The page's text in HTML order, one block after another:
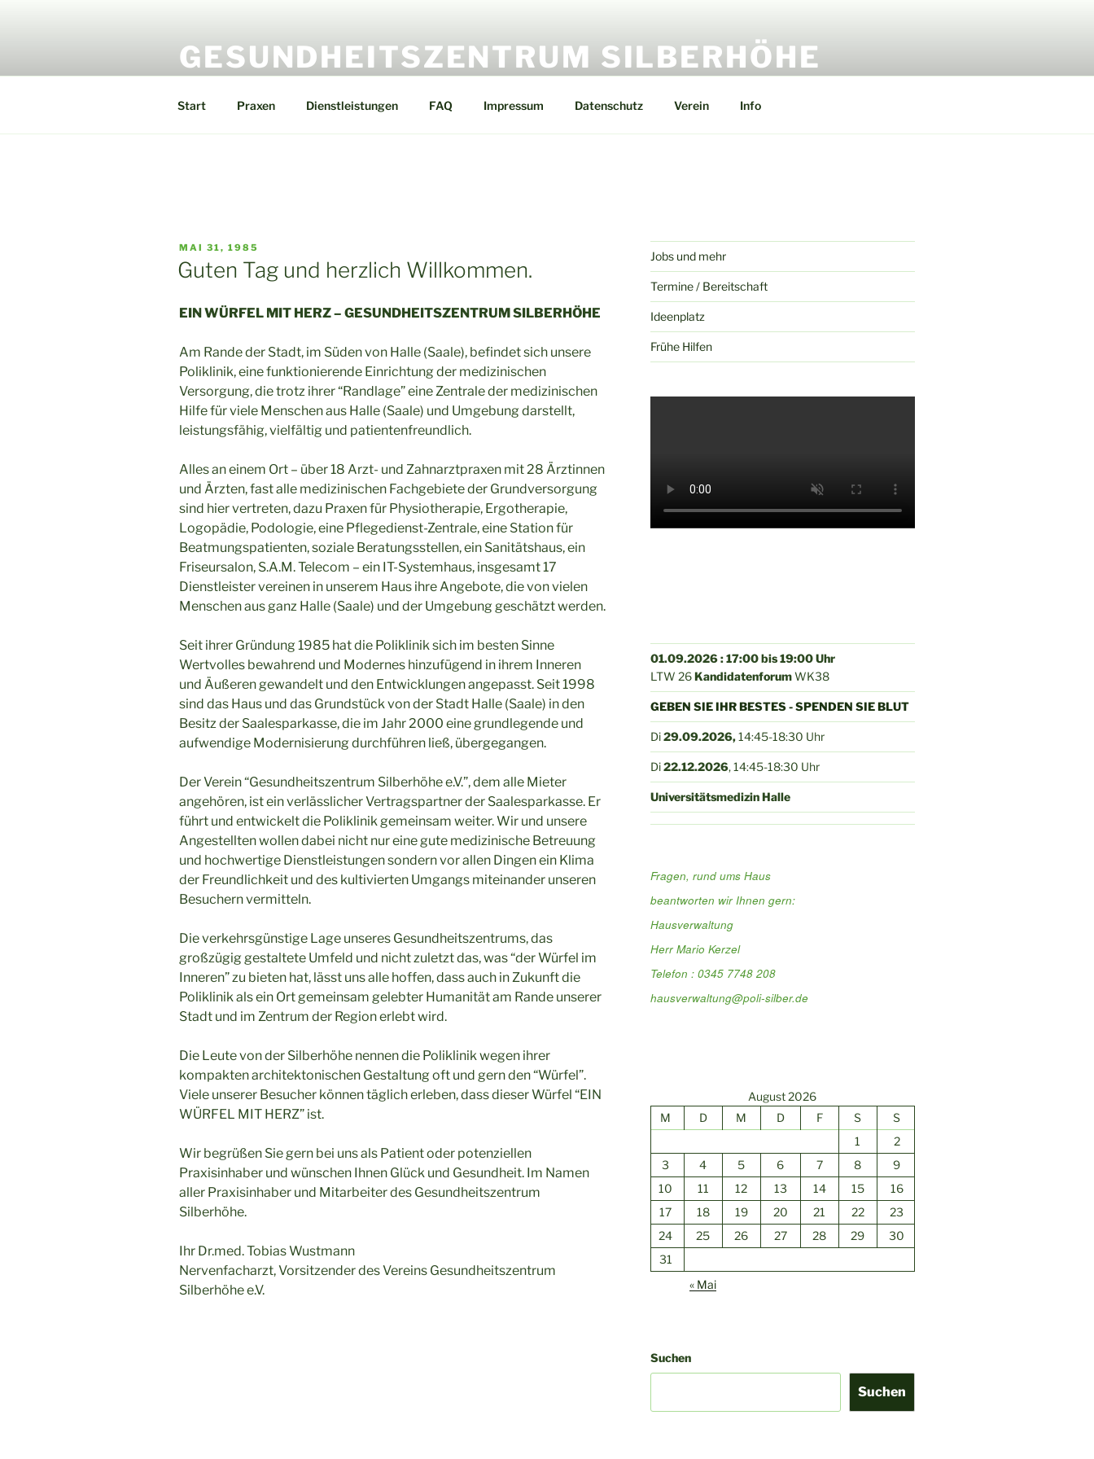
GESUNDHEITSZENTRUM SILBERHÖHE
Start Praxen Dienstleistungen FAQ Impressum Datenschutz Verein Info
VERÖFFENTLICHT
AM
MAI 31, 1985
Guten Tag und herzlich Willkommen.
EIN WÜRFEL MIT HERZ – GESUNDHEITSZENTRUM SILBERHÖHE
Am Rande der Stadt, im Süden von Halle (Saale), befindet sich unsere
Poliklinik, eine funktionierende Einrichtung der medizinischen
Versorgung, die trotz ihrer “Randlage” eine Zentrale der medizinischen
Hilfe für viele Menschen aus Halle (Saale) und Umgebung darstellt,
leistungsfähig, vielfältig und patientenfreundlich.
Alles an einem Ort – über 18 Arzt- und Zahnarztpraxen mit 28 Ärztinnen
und Ärzten, fast alle medizinischen Fachgebiete der Grundversorgung
sind hier vertreten, dazu Praxen für Physiotherapie, Ergotherapie,
Logopädie, Podologie, eine Pflegedienst-Zentrale, eine Station für
Beatmungspatienten, soziale Beratungsstellen, ein Sanitätshaus, ein
Friseursalon, S.A.M. Telecom – ein IT-Systemhaus, insgesamt 17
Dienstleister vereinen in unserem Haus ihre Angebote, die von vielen
Menschen aus ganz Halle (Saale) und der Umgebung geschätzt werden.
Seit ihrer Gründung 1985 hat die Poliklinik sich im besten Sinne
Wertvolles bewahrend und Modernes hinzufügend in ihrem Inneren
und Äußeren gewandelt und den Entwicklungen angepasst. Seit 1998
sind das Haus und das Grundstück von der Stadt Halle (Saale) in den
Besitz der Saalesparkasse, die im Jahr 2000 eine grundlegende und
aufwendige Modernisierung durchführen ließ, übergegangen.
Der Verein “Gesundheitszentrum Silberhöhe e.V.”, dem alle Mieter
angehören, ist ein verlässlicher Vertragspartner der Saalesparkasse. Er
führt und entwickelt die Poliklinik gemeinsam weiter. Wir und unsere
Angestellten wollen dabei nicht nur eine gute medizinische Betreuung
und hochwertige Dienstleistungen sondern vor allen Dingen ein Klima
der Freundlichkeit und des kultivierten Umgangs miteinander unseren
Besuchern vermitteln.
Die verkehrsgünstige Lage unseres Gesundheitszentrums, das
großzügig gestaltete Umfeld und nicht zuletzt das, was “der Würfel im
Inneren” zu bieten hat, lässt uns alle hoffen, dass auch in Zukunft die
Poliklinik als ein Ort gemeinsam gelebter Humanität am Rande unserer
Stadt und im Zentrum der Region erlebt wird.
Die Leute von der Silberhöhe nennen die Poliklinik wegen ihrer
kompakten architektonischen Gestaltung oft und gern den “Würfel”.
Viele unserer Besucher können täglich erleben, dass dieser Würfel “EIN
WÜRFEL MIT HERZ” ist.
Wir begrüßen Sie gern bei uns als Patient oder potenziellen
Praxisinhaber und wünschen Ihnen Glück und Gesundheit. Im Namen
aller Praxisinhaber und Mitarbeiter des Gesundheitszentrum
Silberhöhe.
Ihr Dr.med. Tobias Wustmann
Nervenfacharzt, Vorsitzender des Vereins Gesundheitszentrum
Silberhöhe e.V.
Jobs und mehr
Termine / Bereitschaft
Ideenplatz
Frühe Hilfen
01.09.2026 : 17:00 bis 19:00 Uhr
LTW 26KandidatenforumWK38
GEBEN SIE IHR BESTES - SPENDEN SIE BLUT
Di29.09.2026,14:45-18:30 Uhr
Di22.12.2026, 14:45-18:30 Uhr
Universitätsmedizin Halle
Fragen, rund ums Haus
beantworten wir Ihnen gern:
Hausverwaltung
Herr Mario Kerzel
Telefon : 0345 7748 208
hausverwaltung@poli-silber.de
August 2026
M
D M D F S
S
1
2
3
4 5 6 7 8
9
10
11 12 13 14 15
16
17
18 19 20 21 22
23
24
25 26 27 28 29
30
31
« Mai
Suchen
Suchen